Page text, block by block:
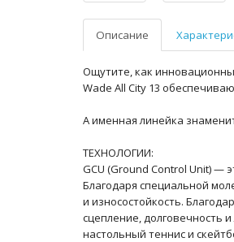
Описание
Ощутите, как
Wade All City 13
А именная линейка
ТЕХНОЛОГИИ:
GCU (Ground Control Unit) —
Благодаря специальной
и износостойкость.
сцепление, долговечность
настольный теннис и